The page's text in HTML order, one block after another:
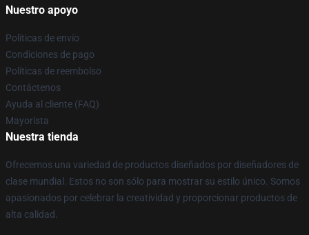
Nuestro apoyo
Políticas de envío
Condiciones de pago
Políticas de reembolso
Contáctenos
Ayuda al cliente (FAQ)
Mayorista
Nuestra tienda
Ofrecemos una variedad de productos diseñados por diseñadores de
clase mundial. Estos no son sólo para mostrar su estilo único. Somos
apasionados por celebrar la creatividad y proporcionar productos de
alta calidad.